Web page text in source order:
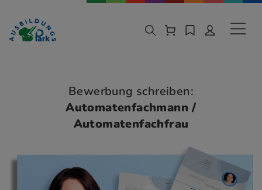
Zur Navigation springen
Zu den Hauptinhalten springen
Bewerbung schreiben:
Automatenfachmann /
Automatenfachfrau